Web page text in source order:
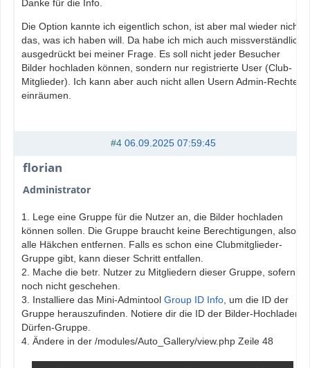
Danke für die Info.
Die Option kannte ich eigentlich schon, ist aber mal wieder nicht
das, was ich haben will. Da habe ich mich auch missverständlich
ausgedrückt bei meiner Frage. Es soll nicht jeder Besucher
Bilder hochladen können, sondern nur registrierte User (Club-
Mitglieder). Ich kann aber auch nicht allen Usern Admin-Rechte
einräumen.
#4 06.09.2025 07:59:45
florian
Administrator
1. Lege eine Gruppe für die Nutzer an, die Bilder hochladen
können sollen. Die Gruppe braucht keine Berechtigungen, also
alle Häkchen entfernen. Falls es schon eine Clubmitglieder-
Gruppe gibt, kann dieser Schritt entfallen.
2. Mache die betr. Nutzer zu Mitgliedern dieser Gruppe, sofern
noch nicht geschehen.
3. Installiere das Mini-Admintool Group ID Info , um die ID der
Gruppe herauszufinden. Notiere dir die ID der Bilder-Hochladen-
Dürfen-Gruppe.
4. Ändere in der /modules/Auto_Gallery/view.php Zeile 48